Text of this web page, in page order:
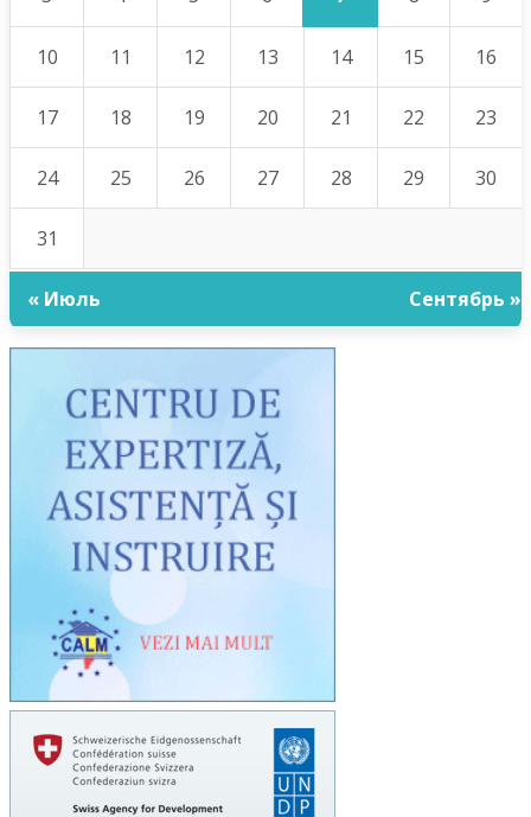
10 11 12 13 14 15 16
17 18 19 20 21 22 23
24 25 26 27 28 29 30
31
« Июль Сентябрь »